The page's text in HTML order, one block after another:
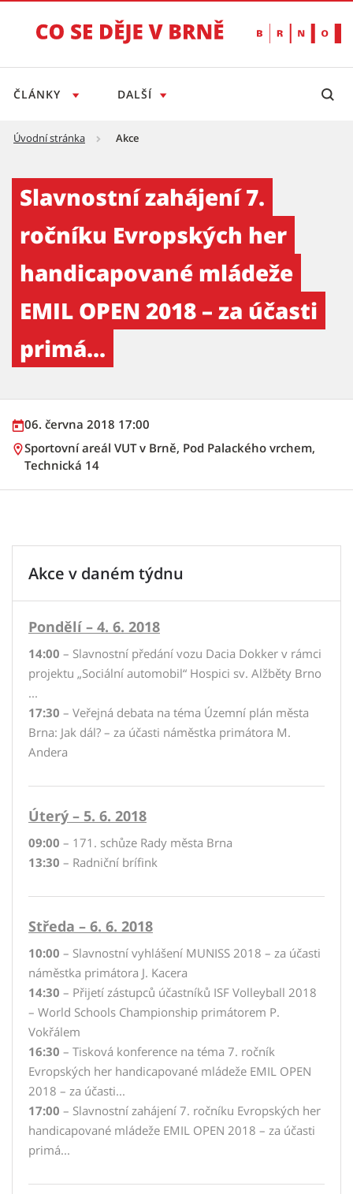
ČLÁNKY DALŠÍ
Úvodní stránka Akce
Slavnostní zahájení 7.
ročníku Evropských her
handicapované mládeže
EMIL OPEN 2018 – za účasti
primá...
06. června 2018 17:00
Sportovní areál VUT v Brně, Pod Palackého vrchem,
Technická 14
Akce v daném týdnu
Pondělí – 4. 6. 2018
14:00 – Slavnostní předání vozu Dacia Dokker v rámci
projektu „Sociální automobil“ Hospici sv. Alžběty Brno
...
17:30 – Veřejná debata na téma Územní plán města
Brna: Jak dál? – za účasti náměstka primátora M.
Andera
Úterý – 5. 6. 2018
09:00 – 171. schůze Rady města Brna
13:30 – Radniční brífink
Středa – 6. 6. 2018
10:00 – Slavnostní vyhlášení MUNISS 2018 – za účasti
náměstka primátora J. Kacera
14:30 – Přijetí zástupců účastníků ISF Volleyball 2018
– World Schools Championship primátorem P.
Vokřálem
16:30 – Tisková konference na téma 7. ročník
Evropských her handicapované mládeže EMIL OPEN
2018 – za účasti...
17:00 – Slavnostní zahájení 7. ročníku Evropských her
handicapované mládeže EMIL OPEN 2018 – za účasti
primá...